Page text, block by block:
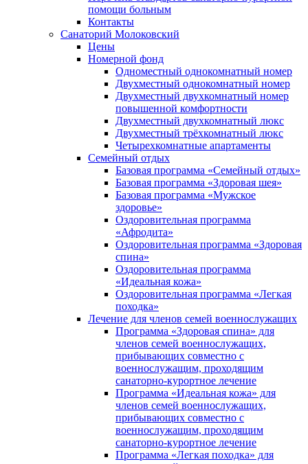
помощи больным
Контакты
Санаторий Молоковский
Цены
Номерной фонд
Одноместный однокомнатный номер
Двухместный однокомнатный номер
Двухместный двухкомнатный номер
повышенной комфортности
Двухместный двухкомнатный люкс
Двухместный трёхкомнатный люкс
Четырехкомнатные апартаменты
Семейный отдых
Базовая программа «Семейный отдых»
Базовая программа «Здоровая шея»
Базовая программа «Мужское
здоровье»
Оздоровительная программа
«Афродита»
Оздоровительная программа «Здоровая
спина»
Оздоровительная программа
«Идеальная кожа»
Оздоровительная программа «Легкая
походка»
Лечение для членов семей военнослужащих
Программа «Здоровая спина» для
членов семей военнослужащих,
прибывающих совместно с
военнослужащим, проходящим
санаторно-курортное лечение
Программа «Идеальная кожа» для
членов семей военнослужащих,
прибывающих совместно с
военнослужащим, проходящим
санаторно-курортное лечение
Программа «Легкая походка» для